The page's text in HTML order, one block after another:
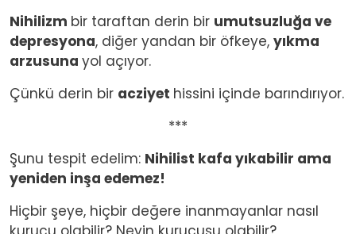
Nihilizm bir taraftan derin bir umutsuzluğa ve
depresyona, diğer yandan bir öfkeye, yıkma
arzusuna yol açıyor.
Çünkü derin bir acziyet hissini içinde barındırıyor.
***
Şunu tespit edelim: Nihilist kafa yıkabilir ama
yeniden inşa edemez!
Hiçbir şeye, hiçbir değere inanmayanlar nasıl